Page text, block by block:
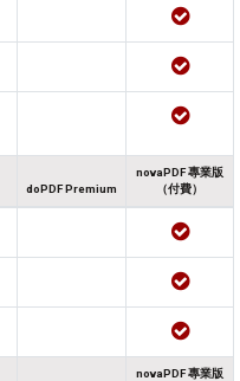
doPDF Premium
novaPDF 專業版
（付費）
novaPDF 專業版